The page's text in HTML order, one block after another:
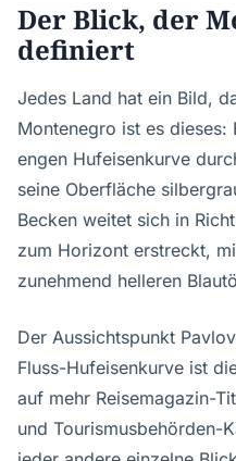
Der Blick, der
definiert
Jedes Land hat ein Bild,
Montenegro ist es dieses:
engen Hufeisenkurve
seine Oberfläche
Becken weitet sich in
zum Horizont erstreckt,
zunehmend helleren
Der Aussichtspunkt
Fluss-Hufeisenkurve ist
auf mehr Reisemagazin-
und Tourismusbehörden-